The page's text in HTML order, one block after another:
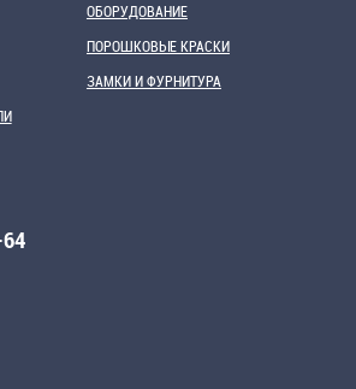
ОБОРУДОВАНИЕ
ПОРОШКОВЫЕ КРАСКИ
ЗАМКИ И ФУРНИТУРА